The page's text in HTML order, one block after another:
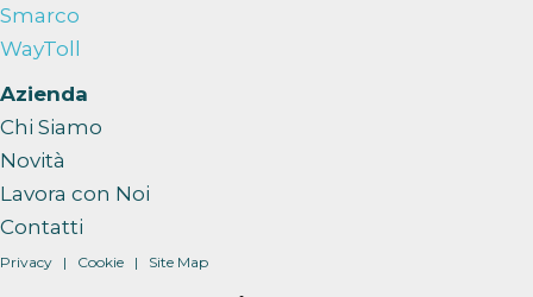
Smarco
WayToll
Azienda
Chi Siamo
Novità
Lavora con Noi
Contatti
Privacy | Cookie | Site Map